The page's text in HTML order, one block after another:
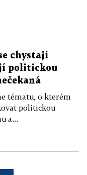
chystají
politickou
tématu, o kterém
politickou
a...